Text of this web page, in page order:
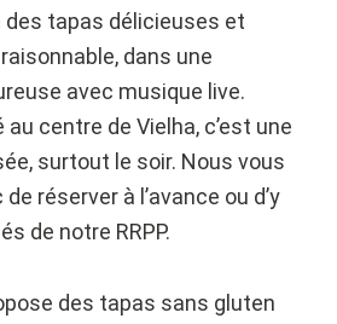
des tapas délicieuses et
dans une
avec musique live.
centre de Vielha, c’est une
surtout le soir. Nous vous
réserver à l’avance ou d’y
de notre RRPP.
des tapas sans gluten